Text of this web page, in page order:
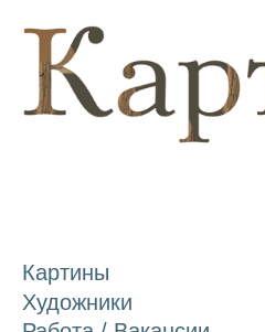
Картины
Художники